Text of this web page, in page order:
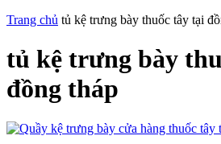
Trang chủ tủ kệ trưng bày thuốc tây tại
tủ kệ trưng bày
đồng tháp